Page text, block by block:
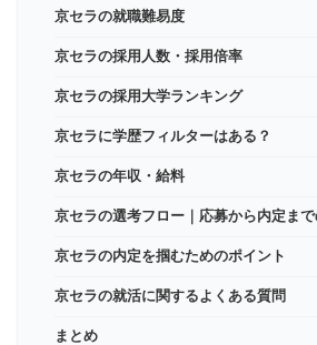
京セラの就職難易度
京セラの採用人数・採用倍率
京セラの採用大学ランキング
京セラに学歴フィルターはある？
京セラの年収・給料
京セラの選考フロー｜応募から内定ま
京セラの内定を掴むためのポイント
京セラの就活に関するよくある質問
まとめ